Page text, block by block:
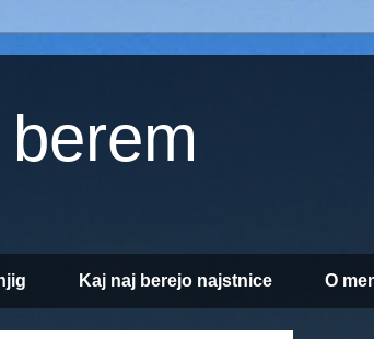
Kaj naj berejo najstnice O